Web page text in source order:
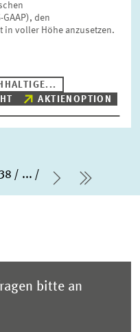
den
in voller Höhe anzusetzen.
AKTIENOPTION
...
Nächste
letzte
bitte an